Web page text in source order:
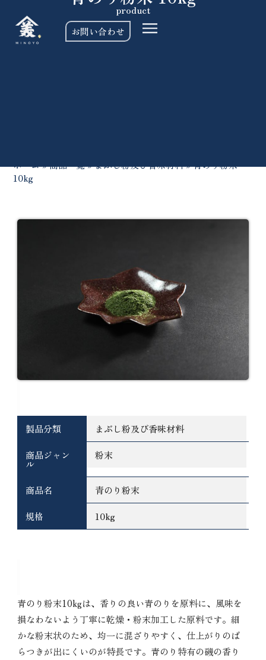
お問い合わせ
product
ホーム»商品一覧»まぶし粉及び香味材料»青のり粉末
10kg
製品分類 まぶし粉及び香味材料
商品ジャン
ル
粉末
商品名 青のり粉末
規格 10kg
青のり粉末10kgは、香りの良い青のりを原料に、風味を
損なわないよう丁寧に乾燥・粉末加工した原料です。細
かな粉末状のため、均一に混ざりやすく、仕上がりのば
らつきが出にくいのが特長です。青のり特有の磯の香り